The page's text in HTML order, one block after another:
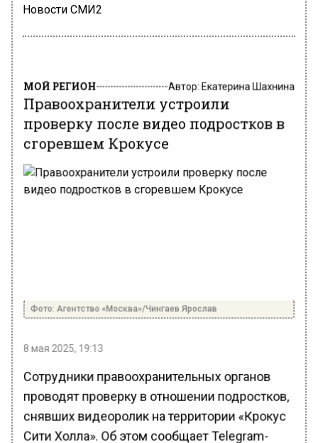
Новости СМИ2
МОЙ РЕГИОН Автор: Екатерина Шахнина
Правоохранители устроили
проверку после видео подростков в
сгоревшем Крокусе
Фото: Агентство «Москва»/Чингаев Ярослав
8 мая 2025, 19:13
Сотрудники правоохранительных органов
проводят проверку в отношении подростков,
снявших видеоролик на территории «Крокус
Сити Холла». Об этом сообщает Telegram-